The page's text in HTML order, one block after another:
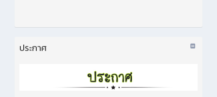
ประกาศ